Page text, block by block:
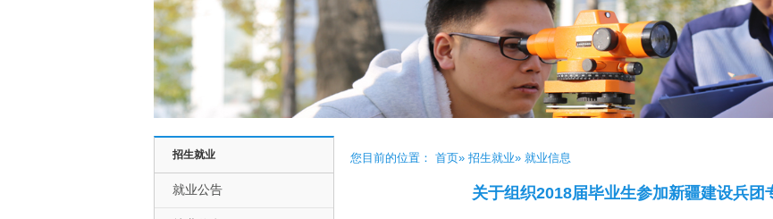
招生就业
就业公告
您目前的位置： 首页» 招生就业» 就业信息
关于组织2018届毕业生参加新疆建设兵团